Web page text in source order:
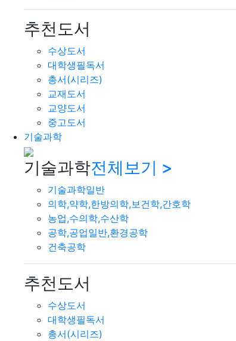
추천도서
수상도서
대학생필독서
총서(시리즈)
교재도서
교양도서
중고도서
기술과학
기술과학전체보기 >
기술과학일반
의학,약학,한방의학,보건학,간호학
농업,수의학,수산학
공학,공업일반,환경공학
건축공학
추천도서
수상도서
대학생필독서
총서(시리즈)